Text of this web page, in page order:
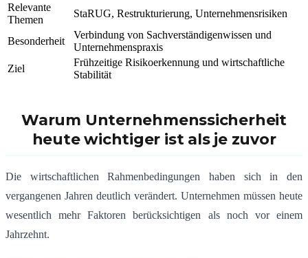
Relevante
Themen
StaRUG, Restrukturierung, Unternehmensrisiken
Besonderheit
Verbindung von Sachverständigenwissen und
Unternehmenspraxis
Ziel
Frühzeitige Risikoerkennung und wirtschaftliche
Stabilität
Warum Unternehmenssicherheit
heute wichtiger ist als je zuvor
Die wirtschaftlichen Rahmenbedingungen haben sich in den
vergangenen Jahren deutlich verändert. Unternehmen müssen heute
wesentlich mehr Faktoren berücksichtigen als noch vor einem
Jahrzehnt.